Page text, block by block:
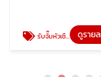
รับจั๊มหัวเชือก